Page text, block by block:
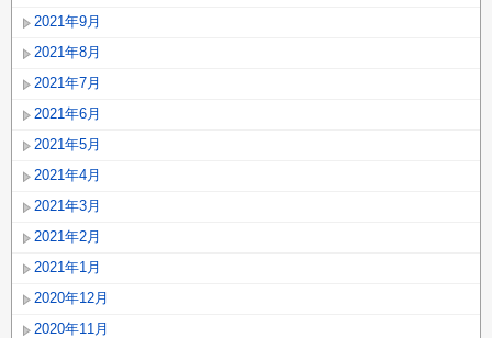
2021年9月
2021年8月
2021年7月
2021年6月
2021年5月
2021年4月
2021年3月
2021年2月
2021年1月
2020年12月
2020年11月